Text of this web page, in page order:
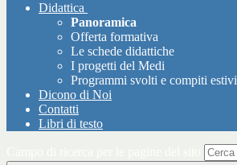
Didattica
Panoramica
Offerta formativa
Le schede didattiche
I progetti del Medi
Programmi svolti e compiti estivi
Dicono di Noi
Contatti
Libri di testo